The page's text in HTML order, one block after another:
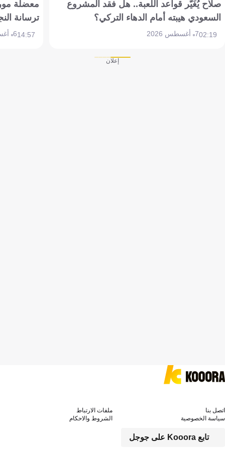
صلاح يُغَيّر قواعد اللعبة.. هل فقد المشروع
السعودي هيبته أمام الدهاء التركي؟
02:197 أغسطس 2026
معضلة
ترسانة
14:576 أغسطس 2026
إعلان
تابع Kooora على جوجل
اتصل بنا
ملفات الارتباط
سياسة الخصوصية
الشروط والاحكام